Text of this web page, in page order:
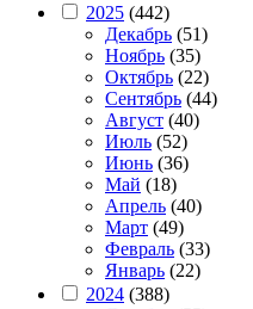
2025 (442)
Декабрь (51)
Ноябрь (35)
Октябрь (22)
Сентябрь (44)
Август (40)
Июль (52)
Июнь (36)
Май (18)
Апрель (40)
Март (49)
Февраль (33)
Январь (22)
2024 (388)